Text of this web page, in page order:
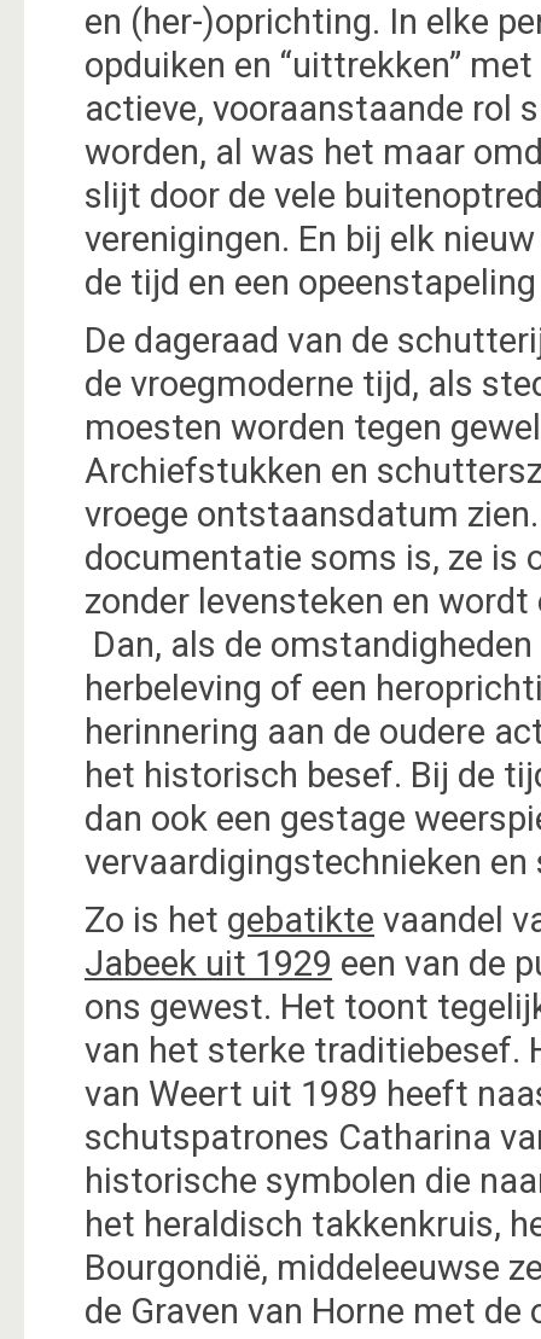
en (her-)oprichting. In elke
opduiken en “uittrekken”
actieve, vooraanstaande rol
worden, al was het maar
slijt door de vele
verenigingen. En bij elk
de tijd en een
De dageraad van de
de vroegmoderne tijd, als
moesten worden tegen
Archiefstukken en
vroege ontstaansdatum
documentatie soms is, ze is
zonder levensteken en
Dan, als de
herbeleving of een
herinnering aan de oudere
het historisch besef. Bij de
dan ook een gestage
vervaardigingstechnieken en
Zo is het gebatikte vaandel
Jabeek uit 1929 een van de
ons gewest. Het toont
van het sterke traditiebesef.
van Weert uit 1989 heeft
schutspatrones Catharina
historische symbolen die
het heraldisch takkenkruis,
Bourgondië, middeleeuwse
de Graven van Horne met